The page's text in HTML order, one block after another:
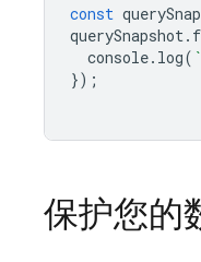
const
querySnapshot.
console. log( `
});
保护您的